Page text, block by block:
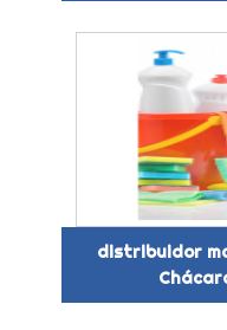
distribuidor